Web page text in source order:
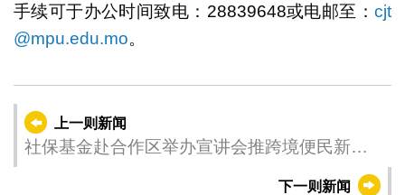
手续可于办公时间致电：28839648或电邮至：cjt
@mpu.edu.mo。
上一则新闻
社保基金赴合作区举办宣讲会推跨境便民新措
下一则新闻